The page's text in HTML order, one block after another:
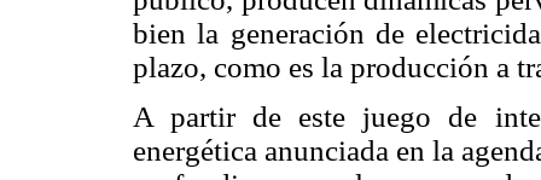
bien la generación de
plazo, como es la producción a
A partir de este juego de
energética anunciada en la